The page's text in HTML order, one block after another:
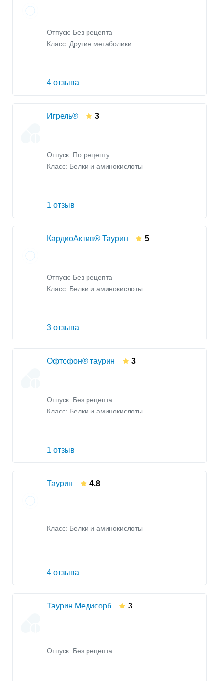
Отпуск: Без рецепта
Класс: Другие метаболики
4 отзыва
Игрель® 3
Отпуск: По рецепту
Класс: Белки и аминокислоты
1 отзыв
КардиоАктив® Таурин 5
Отпуск: Без рецепта
Класс: Белки и аминокислоты
3 отзыва
Офтофон® таурин 3
Отпуск: Без рецепта
Класс: Белки и аминокислоты
1 отзыв
Таурин 4.8
Класс: Белки и аминокислоты
4 отзыва
Таурин Медисорб 3
Отпуск: Без рецепта